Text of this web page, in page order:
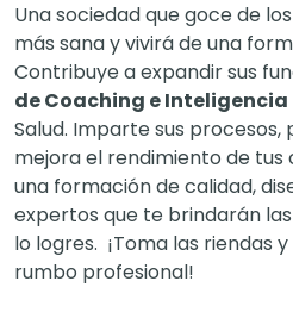
Una sociedad que goce de
más sana y vivirá de una
Contribuye a expandir sus
de Coaching e Inteligencia
Salud. Imparte sus
mejora el rendimiento de
una formación de calidad,
expertos que te brindarán
lo logres. ¡Toma las riendas
rumbo profesional!